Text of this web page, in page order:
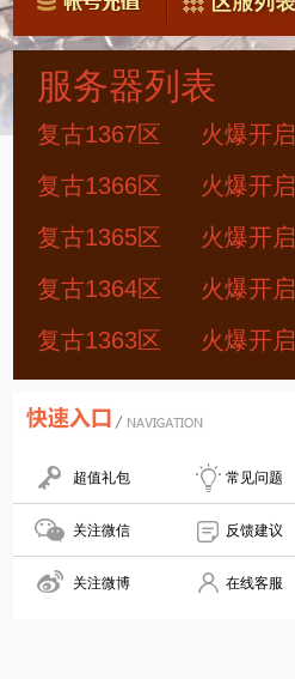
服务器列表
复古1367区
火爆开启
复古1366区
火爆开启
复古1365区
火爆开启
复古1364区
火爆开启
复古1363区
火爆开启
超值礼包 常见问题
关注微信 反馈建议
关注微博 在线客服